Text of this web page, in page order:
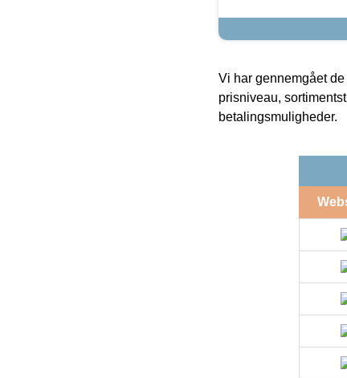
Vi har gennemgået
prisniveau,
betalingsmuligheder.